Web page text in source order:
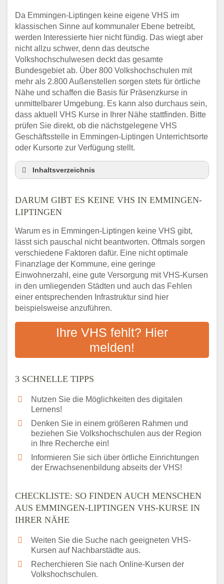
Da Emmingen-Liptingen keine eigene VHS im
klassischen Sinne auf kommunaler Ebene betreibt,
werden Interessierte hier nicht fündig. Das wiegt aber
nicht allzu schwer, denn das deutsche
Volkshochschulwesen deckt das gesamte
Bundesgebiet ab. Über 800 Volkshochschulen mit
mehr als 2.800 Außenstellen sorgen stets für örtliche
Nähe und schaffen die Basis für Präsenzkurse in
unmittelbarer Umgebung. Es kann also durchaus sein,
dass aktuell VHS Kurse in Ihrer Nähe stattfinden. Bitte
prüfen Sie direkt, ob die nächstgelegene VHS
Geschäftsstelle in Emmingen-Liptingen Unterrichtsorte
oder Kursorte zur Verfügung stellt.
Inhaltsverzeichnis
Liptingen
3 schnelle Tipps
Emmingen-Liptingen VHS-Kurse in Ihrer
Nähe
Abendschule in der Region rund um
Emmingen-Liptingen
VHS steht für Erwachsenenbildung
Online-Kurse: Alternative Angebote zum
VHS-Kurs
Checkliste: Darauf kommt es bei
Bildungsangeboten an
Das bundesweite Volkshochschulwesen
DARUM GIBT ES KEINE VHS IN EMMINGEN-
LIPTINGEN
Warum es in Emmingen-Liptingen keine VHS gibt,
lässt sich pauschal nicht beantworten. Oftmals sorgen
verschiedene Faktoren dafür. Eine nicht optimale
Finanzlage der Kommune, eine geringe
Einwohnerzahl, eine gute Versorgung mit VHS-Kursen
in den umliegenden Städten und auch das Fehlen
einer entsprechenden Infrastruktur sind hier
beispielsweise anzuführen.
Ihre VHS fehlt? Hier
melden!
3 SCHNELLE TIPPS
Nutzen Sie die Möglichkeiten des digitalen
Lernens!
Denken Sie in einem größeren Rahmen und
beziehen Sie Volkshochschulen aus der Region
in Ihre Recherche ein!
Informieren Sie sich über örtliche Einrichtungen
der Erwachsenenbildung abseits der VHS!
CHECKLISTE: SO FINDEN AUCH MENSCHEN
AUS EMMINGEN-LIPTINGEN VHS-KURSE IN
IHRER NÄHE
Weiten Sie die Suche nach geeigneten VHS-
Kursen auf Nachbarstädte aus.
Recherchieren Sie nach Online-Kursen der
Volkshochschulen.